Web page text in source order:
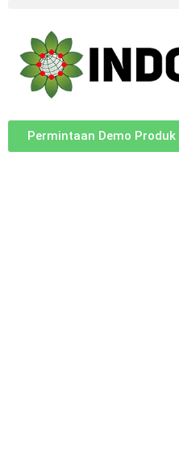
Permintaan Demo Produk